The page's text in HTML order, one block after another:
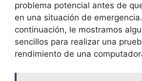
problema potencial antes de
en una situación de
continuación, le mostramos
sencillos para realizar una
rendimiento de una